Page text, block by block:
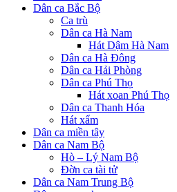
Dân ca Bắc Bộ
Ca trù
Dân ca Hà Nam
Hát Dậm Hà Nam
Dân ca Hà Đông
Dân ca Hải Phòng
Dân ca Phú Thọ
Hát xoan Phú Thọ
Dân ca Thanh Hóa
Hát xẩm
Dân ca miền tây
Dân ca Nam Bộ
Hò – Lý Nam Bộ
Đờn ca tài tử
Dân ca Nam Trung Bộ